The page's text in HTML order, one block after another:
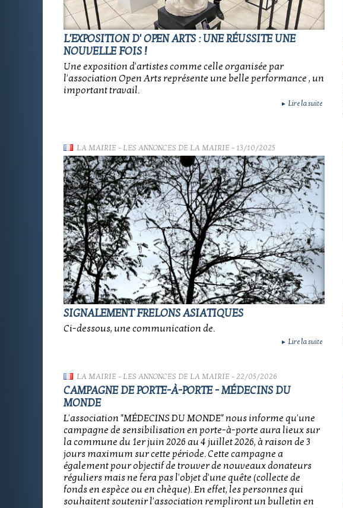
L'EXPOSITION D' OPEN ARTS : UNE RÉUSSITE UNE
NOUVELLE FOIS !
Une exposition d'artistes comme celle organisée par
l'association Open Arts représente une belle performance , un
important travail.
► Lire la suite
LA MAIRIE- LES ANNONCES DE LA MAIRIE- 13/10/2025
SIGNALEMENT FRELONS ASIATIQUES
Ci-dessous, une communication de.
► Lire la suite
LA MAIRIE- LES ANNONCES DE LA MAIRIE- 22/05/2026
CAMPAGNE DE PORTE-À-PORTE - MÉDECINS DU
MONDE
L'association "MÉDECINS DU MONDE" nous informe qu'une
campagne de sensibilisation en porte-à-porte aura lieux sur
la commune du 1er juin 2026 au 4 juillet 2026, à raison de 3
jours maximum sur cette période. Cette campagne a
également pour objectif de trouver de nouveaux donateurs
réguliers mais ne fera pas l'objet d'une quête (collecte de
fonds en espèce ou en chèque). En effet, les personnes qui
souhaitent soutenir l'association rempliront un bulletin en